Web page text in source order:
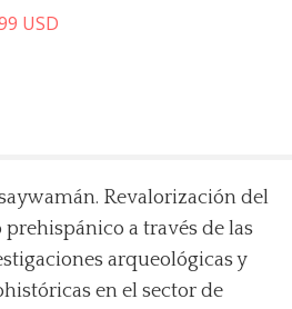
USD
Revalorización del
prehispánico a través de las
arqueológicas y
en el sector de